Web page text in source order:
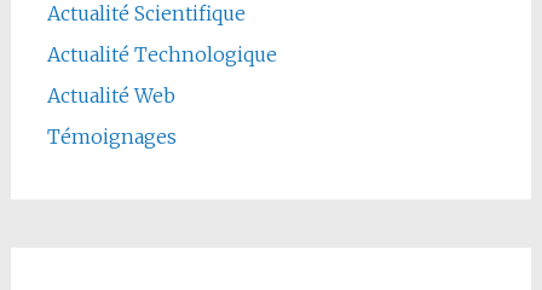
Actualité Scientifique
Actualité Technologique
Actualité Web
Témoignages